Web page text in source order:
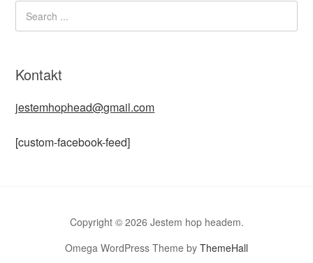
Kontakt
jestemhophead@gmail.com
[custom-facebook-feed]
Copyright © 2026 Jestem hop headem.
Omega WordPress Theme by ThemeHall